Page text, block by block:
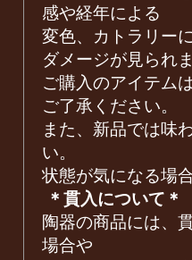
感や経年による
変色、カトラリー
ダメージが見られ
ご購入のアイテム
ご了承ください。
また、新品では味
い。
状態が気になる場
＊貫入について＊
陶器の商品には、
場合や